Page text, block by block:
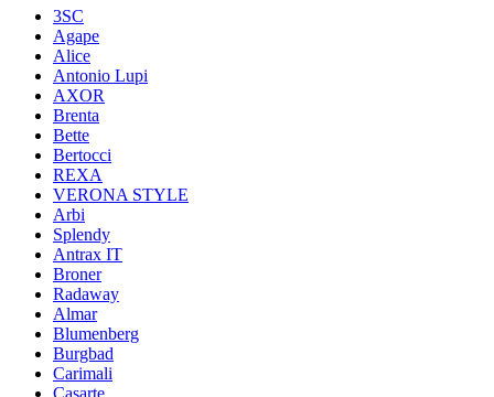
3SC
Agape
Alice
Antonio Lupi
AXOR
Brenta
Bette
Bertocci
REXA
VERONA STYLE
Arbi
Splendy
Antrax IT
Broner
Radaway
Almar
Blumenberg
Burgbad
Carimali
Casarte